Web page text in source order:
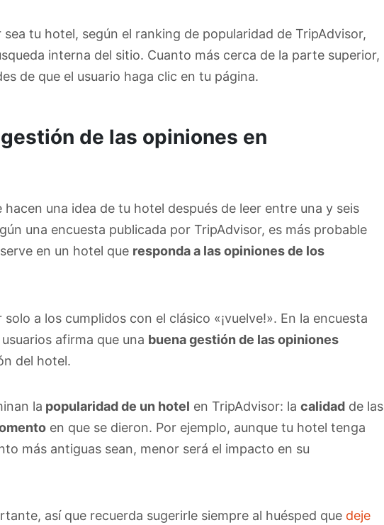
tu hotel, según el ranking de popularidad de TripAdvisor,
interna del sitio. Cuanto más cerca de la parte superior,
de que el usuario haga clic en tu página.
de las opiniones en
hacen una idea de tu hotel después de leer entre una y seis
una encuesta publicada por TripAdvisor, es más probable
en un hotel que responda a las opiniones de los
a los cumplidos con el clásico «¡vuelve!». En la encuesta
afirma que una buena gestión de las opiniones
del hotel.
la popularidad de un hotel en TripAdvisor: la calidad de las
en que se dieron. Por ejemplo, aunque tu hotel tenga
más antiguas sean, menor será el impacto en su
así que recuerda sugerirle siempre al huésped que deje